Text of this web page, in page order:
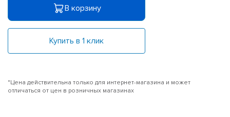
В корзину
Купить в 1 клик
*Цена действительна только для интернет-магазина и может
отличаться от цен в розничных магазинах